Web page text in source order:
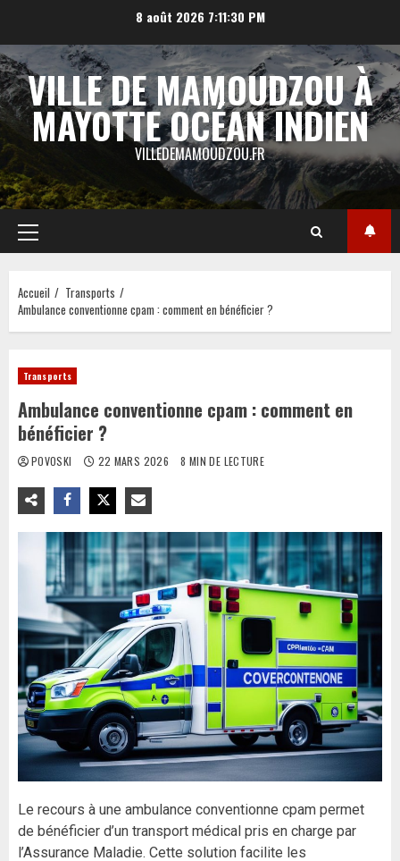
contenu
8 août 2026 7:11:31 PM
VILLE DE MAMOUDZOU À
MAYOTTE OCÉAN INDIEN
VILLEDEMAMOUDZOU.FR
Menu
principal
Accueil
Transports
Ambulance conventionne cpam : comment en bénéficier ?
Transports
Ambulance conventionne cpam : comment en
bénéficier ?
POVOSKI 22 MARS 2026 8 MIN DE LECTURE
Le recours à une ambulance conventionne cpam permet
de bénéficier d’un transport médical pris en charge par
l’Assurance Maladie. Cette solution facilite les